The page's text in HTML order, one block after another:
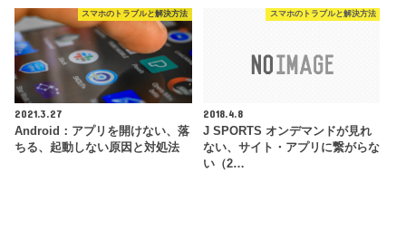
スマホのトラブルと解決方法
2021.3.27
Android：アプリを開けない、落
ちる、起動しない原因と対処法
スマホのトラブルと解決方法
2018.4.8
J SPORTS オンデマンドが見れ
ない、サイト・アプリに繋がらな
い（2…